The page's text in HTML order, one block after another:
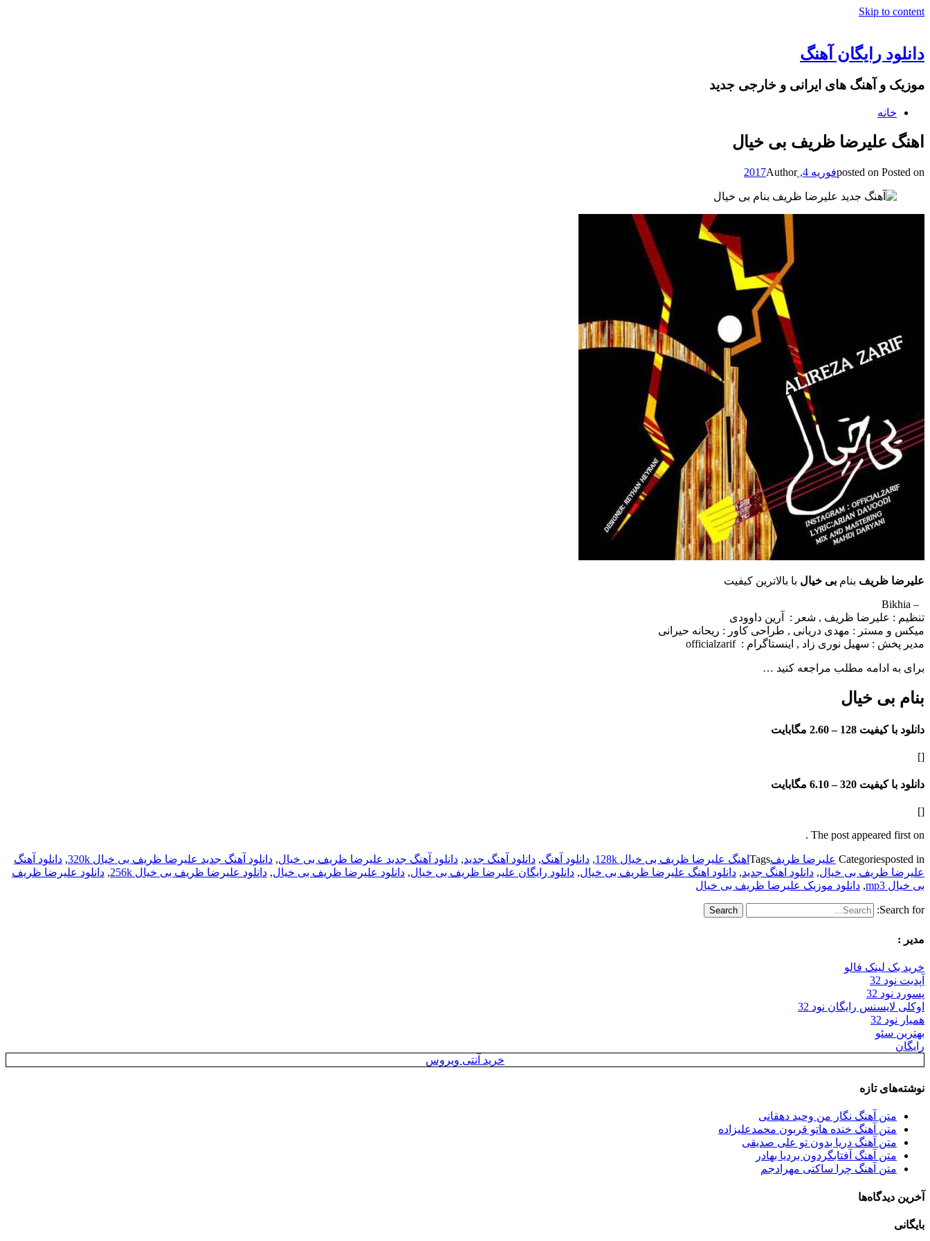
Skip to content
دانلود رایگان آهنگ
موزیک و آهنگ های ایرانی و خارجی جدید
خانه
اهنگ علیرضا ظریف بی خیال
posted on Posted on فوریه 4, 2017 Author
علیرضا ظریف بنام بی خیال با بالاترین کیفیت
– Bikhia
تنظیم : علیرضا ظریف , شعر : آرین داوودی
میکس و مستر : مهدی دریانی , طراحی کاور : ریحانه حیرانی
مدیر پخش : سهیل نوری زاد , اینستاگرام : officialzarif
برای به ادامه مطلب مراجعه کنید …
بنام بی خیال
دانلود با کیفیت 128 – 2.60 مگابایت
[]
دانلود با کیفیت 320 – 6.10 مگابایت
[]
The post appeared first on .
Categoriesposted in علیرضا ظریفTags اهنگ علیرضا ظریف بی خیال 128k , دانلود آهنگ, دانلود آهنگ جدید, دانلود آهنگ جدید علیرضا ظریف بی خیال, دانلود آهنگ جدید علیرضا ظریف بی خیال 320k , دانلود آهنگ
علیرضا ظریف بی خیال, دانلود اهنگ جدید, دانلود اهنگ علیرضا ظریف بی خیال, دانلود رایگان علیرضا ظریف بی خیال, دانلود علیرضا ظریف بی خیال, دانلود علیرضا ظریف بی خیال 256k , دانلود علیرضا ظریف
بی خیال mp3
, دانلود موزیک علیرضا ظریف بی خیال
Search for:
مدیر :
خرید بک لینک فالو
آپدیت نود 32
پسورد نود 32
اوکلی لایسنس رایگان نود 32
همیار نود 32
بهترین سئو
رایگان
خرید آنتی ویروس
نوشته‌های تازه
متن آهنگ نگار من وحید دهقانی
متن آهنگ خنده هاتو قربون محمدعلیزاده
متن آهنگ دریا بدون تو علی صدیقی
متن آهنگ آفتابگردون بردیا بهادر
متن آهنگ چرا ساکتی مهرادجم
آخرین دیدگاه‌ها
بایگانی